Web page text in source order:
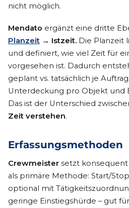
nicht möglich.
Mendato ergänzt eine dritte
Planzeit → Istzeit. Die Planzeit
und definiert, wie viel Zeit für
vorgesehen ist. Dadurch
geplant vs. tatsächlich je
Unterdeckung pro Objekt und
Das ist der Unterschied
Zeit verstehen.
Erfassungsmethoden
Crewmeister setzt konsequent
als primäre Methode: Start/
optional mit
geringe Einstiegshürde – gut